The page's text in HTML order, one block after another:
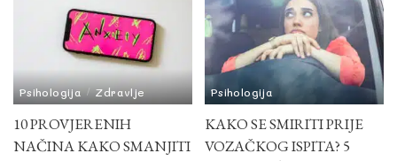
Psihologija Zdravlje
10 PROVJERENIH
NAČINA KAKO SMANJITI
Psihologija
KAKO SE SMIRITI PRIJE
VOZAČKOG ISPITA? 5